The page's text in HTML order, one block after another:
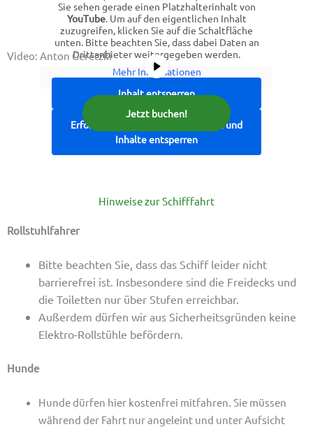
Sie sehen gerade einen Platzhalterinhalt von
YouTube. Um auf den eigentlichen Inhalt
zuzugreifen, klicken Sie auf die Schaltfläche
unten. Bitte beachten Sie, dass dabei Daten an
Drittanbieter weitergegeben werden.
Mehr Informationen
Inhalt entsperren
Erforderlichen Service akzeptieren und
Inhalte entsperren
Video: Anton Geretzki
Jetzt buchen!
Hinweise zur Schifffahrt
Rollstuhlfahrer
Bitte beachten Sie, dass das Schiff leider nicht
barrierefrei ist. Insbesondere sind die Freidecks und
die Toiletten nur über Stufen erreichbar.
Außerdem dürfen wir aus Sicherheitsgründen keine
Elektro-Rollstühle befördern.
Hunde
Hunde dürfen hier kostenfrei mitfahren. Sie müssen
während der Fahrt nur angeleint und unter Aufsicht